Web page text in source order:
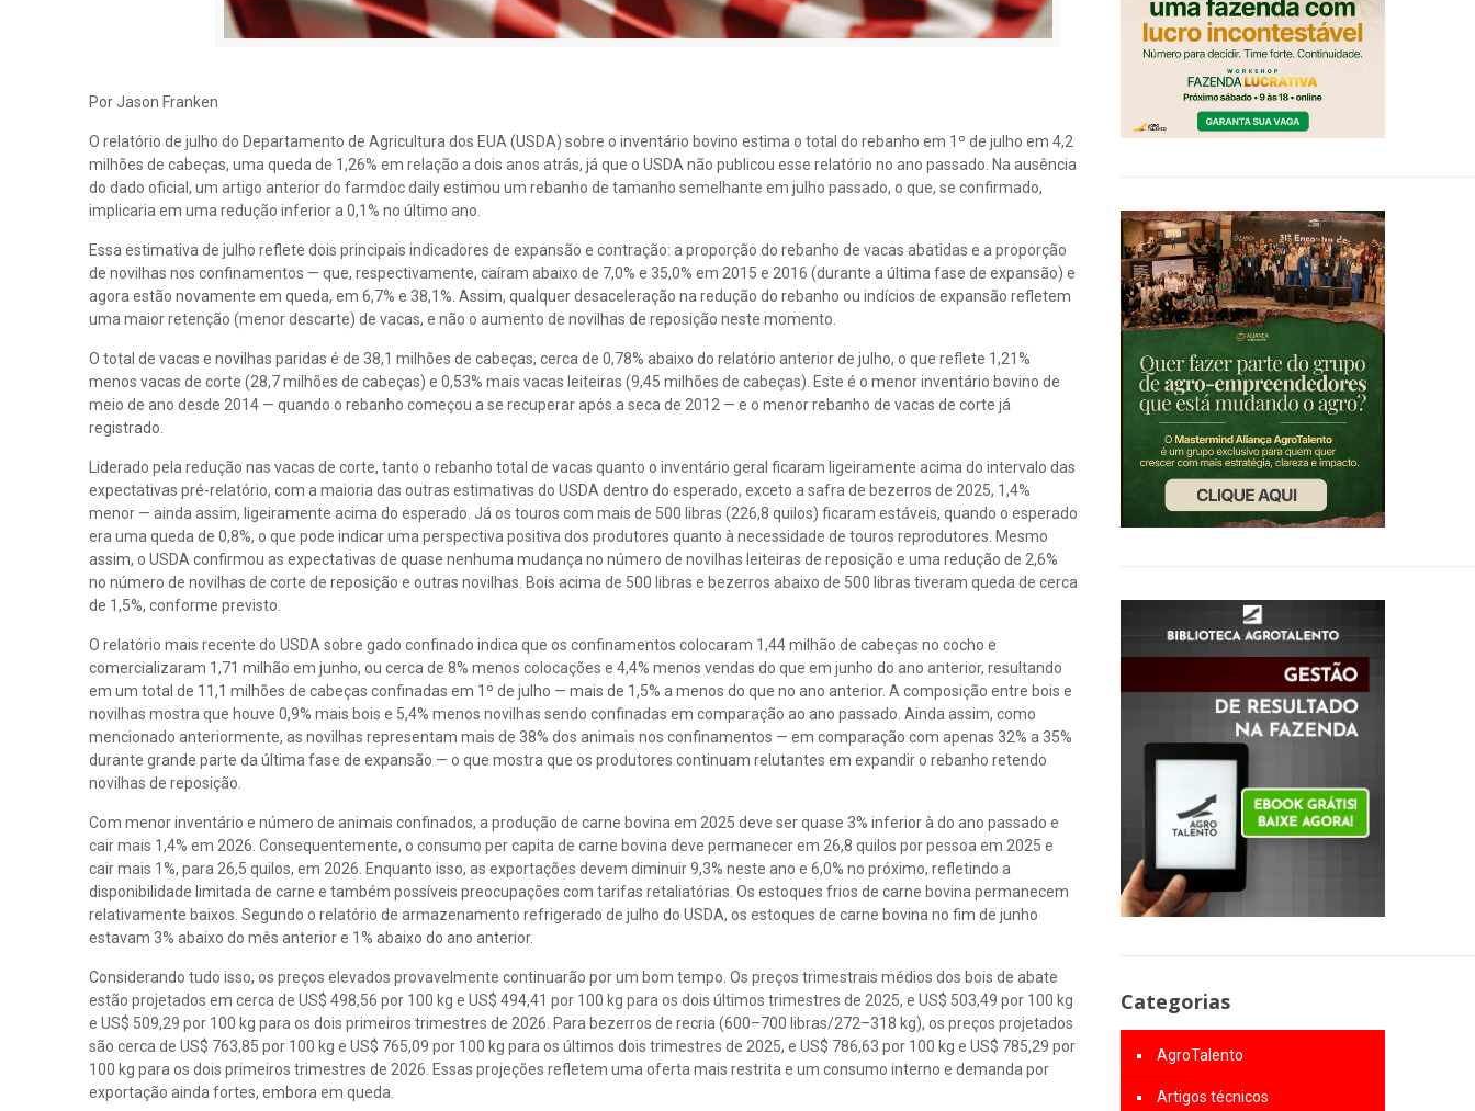
Por Jason Franken
O relatório de julho do Departamento de Agricultura dos EUA (USDA) sobre o inventário bovino estima o total do rebanho em 1º de julho em 4,2
milhões de cabeças, uma queda de 1,26% em relação a dois anos atrás, já que o USDA não publicou esse relatório no ano passado. Na ausência
do dado oficial, um artigo anterior do farmdoc daily estimou um rebanho de tamanho semelhante em julho passado, o que, se confirmado,
implicaria em uma redução inferior a 0,1% no último ano.
Essa estimativa de julho reflete dois principais indicadores de expansão e contração: a proporção do rebanho de vacas abatidas e a proporção
de novilhas nos confinamentos — que, respectivamente, caíram abaixo de 7,0% e 35,0% em 2015 e 2016 (durante a última fase de expansão) e
agora estão novamente em queda, em 6,7% e 38,1%. Assim, qualquer desaceleração na redução do rebanho ou indícios de expansão refletem
uma maior retenção (menor descarte) de vacas, e não o aumento de novilhas de reposição neste momento.
O total de vacas e novilhas paridas é de 38,1 milhões de cabeças, cerca de 0,78% abaixo do relatório anterior de julho, o que reflete 1,21%
menos vacas de corte (28,7 milhões de cabeças) e 0,53% mais vacas leiteiras (9,45 milhões de cabeças). Este é o menor inventário bovino de
meio de ano desde 2014 — quando o rebanho começou a se recuperar após a seca de 2012 — e o menor rebanho de vacas de corte já
registrado.
Liderado pela redução nas vacas de corte, tanto o rebanho total de vacas quanto o inventário geral ficaram ligeiramente acima do intervalo das
expectativas pré-relatório, com a maioria das outras estimativas do USDA dentro do esperado, exceto a safra de bezerros de 2025, 1,4%
menor — ainda assim, ligeiramente acima do esperado. Já os touros com mais de 500 libras (226,8 quilos) ficaram estáveis, quando o esperado
era uma queda de 0,8%, o que pode indicar uma perspectiva positiva dos produtores quanto à necessidade de touros reprodutores. Mesmo
assim, o USDA confirmou as expectativas de quase nenhuma mudança no número de novilhas leiteiras de reposição e uma redução de 2,6%
no número de novilhas de corte de reposição e outras novilhas. Bois acima de 500 libras e bezerros abaixo de 500 libras tiveram queda de cerca
de 1,5%, conforme previsto.
O relatório mais recente do USDA sobre gado confinado indica que os confinamentos colocaram 1,44 milhão de cabeças no cocho e
comercializaram 1,71 milhão em junho, ou cerca de 8% menos colocações e 4,4% menos vendas do que em junho do ano anterior, resultando
em um total de 11,1 milhões de cabeças confinadas em 1º de julho — mais de 1,5% a menos do que no ano anterior. A composição entre bois e
novilhas mostra que houve 0,9% mais bois e 5,4% menos novilhas sendo confinadas em comparação ao ano passado. Ainda assim, como
mencionado anteriormente, as novilhas representam mais de 38% dos animais nos confinamentos — em comparação com apenas 32% a 35%
durante grande parte da última fase de expansão — o que mostra que os produtores continuam relutantes em expandir o rebanho retendo
novilhas de reposição.
Com menor inventário e número de animais confinados, a produção de carne bovina em 2025 deve ser quase 3% inferior à do ano passado e
cair mais 1,4% em 2026. Consequentemente, o consumo per capita de carne bovina deve permanecer em 26,8 quilos por pessoa em 2025 e
cair mais 1%, para 26,5 quilos, em 2026. Enquanto isso, as exportações devem diminuir 9,3% neste ano e 6,0% no próximo, refletindo a
disponibilidade limitada de carne e também possíveis preocupações com tarifas retaliatórias. Os estoques frios de carne bovina permanecem
relativamente baixos. Segundo o relatório de armazenamento refrigerado de julho do USDA, os estoques de carne bovina no fim de junho
estavam 3% abaixo do mês anterior e 1% abaixo do ano anterior.
Considerando tudo isso, os preços elevados provavelmente continuarão por um bom tempo. Os preços trimestrais médios dos bois de abate
estão projetados em cerca de US$ 498,56 por 100 kg e US$ 494,41 por 100 kg para os dois últimos trimestres de 2025, e US$ 503,49 por 100 kg
e US$ 509,29 por 100 kg para os dois primeiros trimestres de 2026. Para bezerros de recria (600–700 libras/272–318 kg), os preços projetados
são cerca de US$ 763,85 por 100 kg e US$ 765,09 por 100 kg para os últimos dois trimestres de 2025, e US$ 786,63 por 100 kg e US$ 785,29 por
100 kg para os dois primeiros trimestres de 2026. Essas projeções refletem uma oferta mais restrita e um consumo interno e demanda por
exportação ainda fortes, embora em queda.
Categorias
AgroTalento
Artigos técnicos